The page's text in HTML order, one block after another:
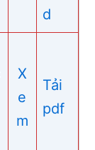
d
X
e
m
Tải
pdf